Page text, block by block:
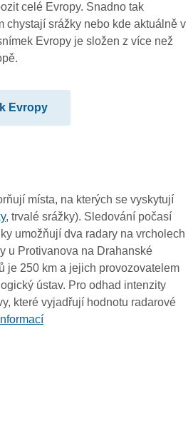
celé Evropy. Snadno tak
chystají srážky nebo kde aktuálně v
Evropy je složen z více než
Evropy
místa, na kterých se vyskytují
, trvalé srážky). Sledování počasí
umožňují dva radary na vrcholech
u Protivanova na Drahanské
je 250 km a jejich provozovatelem
ústav. Pro odhad intenzity
které vyjadřují hodnotu radarové